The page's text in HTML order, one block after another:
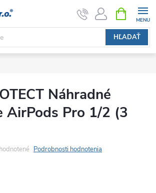
HĽADAŤ
KOŠÍK
Náhradné
AirPods Pro 1/2 (3
Podrobnosti hodnotenia